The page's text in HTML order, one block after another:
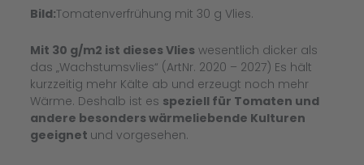
Bild:Tomatenverfrühung mit 30 g Vlies.
Mit 30 g/m2 ist dieses Vlies wesentlich dicker als
das „Wachstumsvlies“ (ArtNr. 2020 – 2027) Es hält
kurzzeitig mehr Kälte ab und erzeugt noch mehr
Wärme. Deshalb ist es speziell für Tomaten und
andere besonders wärmeliebende Kulturen
geeignet und vorgesehen.